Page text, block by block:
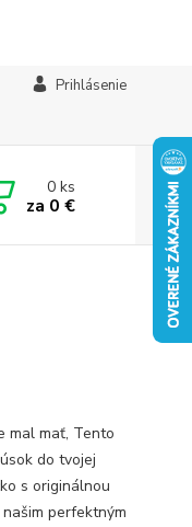
Prihlásenie
0ks
za 0 €
mal mať, Tento
do tvojej
s originálnou
perfektným